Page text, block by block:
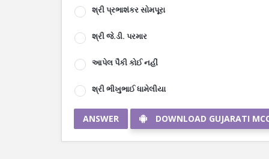
શ્રી પ્રભાશંકર સોમપૂરા
શ્રી જે.ડી. પરમાર
આપેલ પૈકી કોઈ નહીં
શ્રી ભીખુભાઈ ધામેલીયા
ANSWER DOWNLOAD GUJARATI